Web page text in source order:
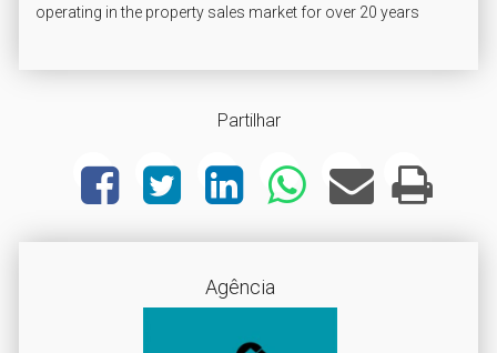
Partilhar
Agência
operating in the property sales market for over 20 years